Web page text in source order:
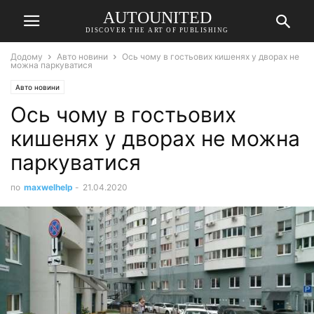
AUTOUNITED
DISCOVER THE ART OF PUBLISHING
Додому Авто новини
Ось чому в гостьових кишенях у дворах не
можна паркуватися
Авто новини
Ось чому в гостьових
кишенях у дворах не можна
паркуватися
по maxwelhelp - 21.04.2020